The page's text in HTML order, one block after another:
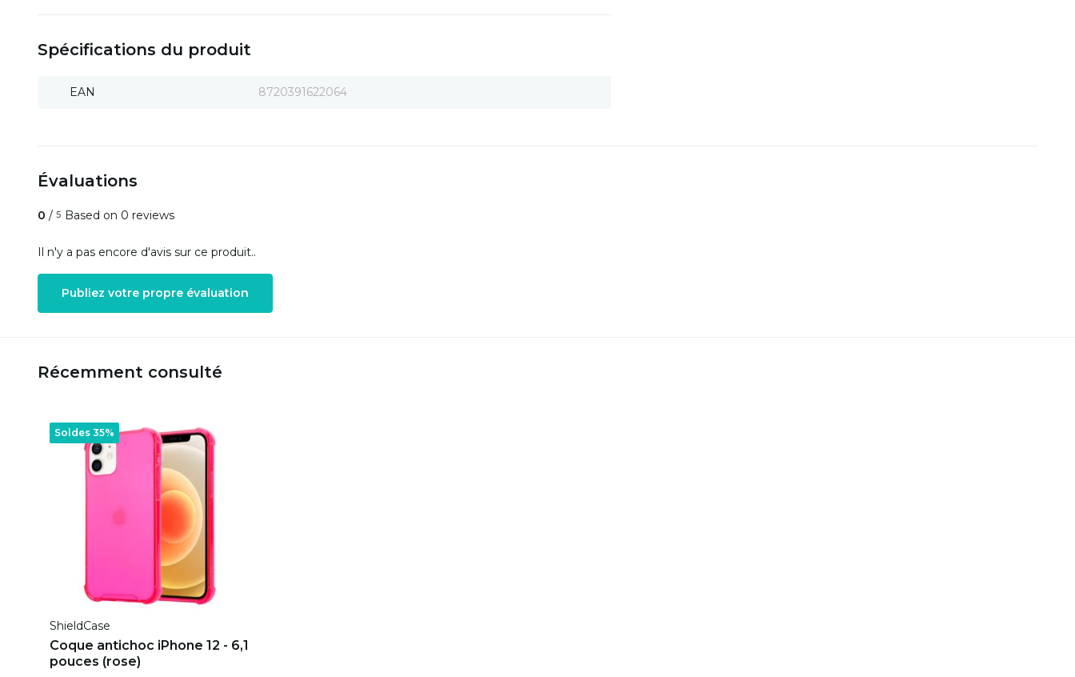
Spécifications du produit
EAN 8720391622064
Évaluations
0 / 5 Based on 0 reviews
Il n'y a pas encore d'avis sur ce produit..
Publiez votre propre évaluation
Récemment consulté
Soldes 35%
ShieldCase
Coque antichoc iPhone 12 - 6,1
pouces (rose)